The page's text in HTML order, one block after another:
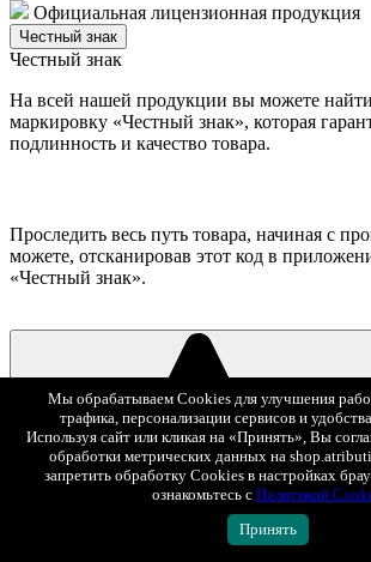
Официальная лицензионная продукция
Честный знак
Честный знак
На всей нашей продукции вы можете
маркировку «Честный знак», которая
подлинность и качество товара.
Проследить весь путь товара, начиная с
можете, отсканировав этот код в
«Честный знак».
Мы обрабатываем Cookies для улучшения
трафика, персонализации сервисов и
Используя сайт или кликая на «Принять», Вы
обработки метрических данных на
запретить обработку Cookies в настройках
ознакомьтесь с Политикой
Принять